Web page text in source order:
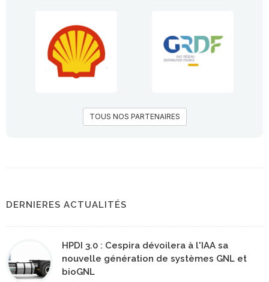
TOUS NOS PARTENAIRES
DERNIERES ACTUALITÉS
HPDI 3.0 : Cespira dévoilera à l'IAA sa
nouvelle génération de systèmes GNL et
bioGNL